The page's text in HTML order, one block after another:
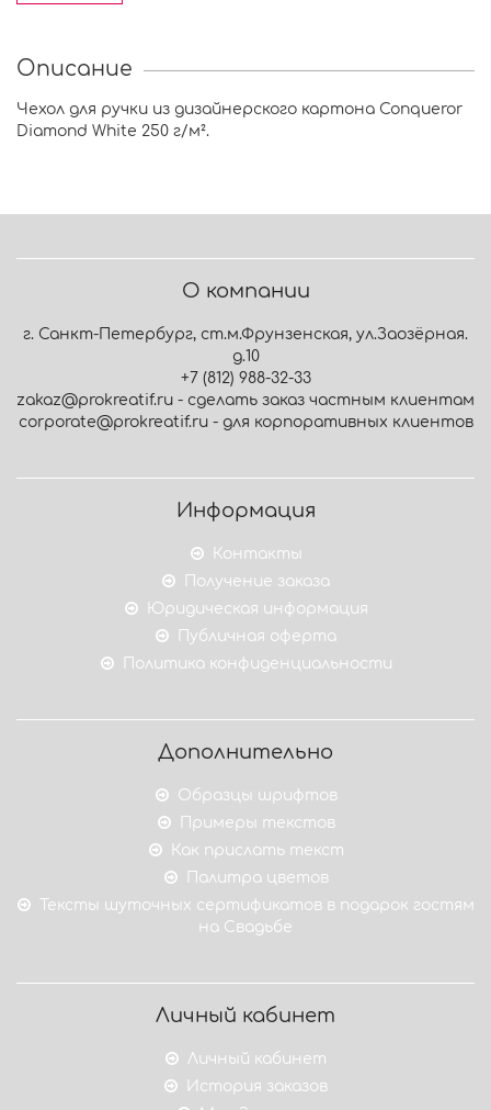
Описание
Чехол для ручки из дизайнерского картона Conqueror
Diamond White 250 г/м².
О компании
г. Санкт-Петербург, ст.м.Фрунзенская, ул.Заозёрная.
д.10
+7 (812) 988-32-33
zakaz@prokreatif.ru - сделать заказ частным клиентам
corporate@prokreatif.ru - для корпоративных клиентов
Информация
Контакты
Получение заказа
Юридическая информация
Публичная оферта
Политика конфиденциальности
Дополнительно
Образцы шрифтов
Примеры текстов
Как прислать текст
Палитра цветов
Тексты шуточных сертификатов в подарок гостям
на Свадьбе
Личный кабинет
Личный кабинет
История заказов